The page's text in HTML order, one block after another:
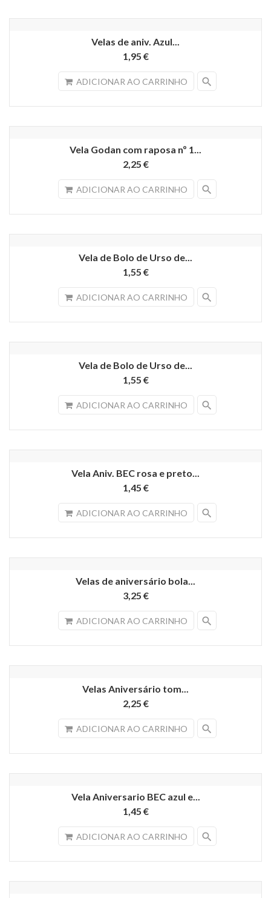
Velas de aniv. Azul...
1,95 €
ADICIONAR AO CARRINHO search
Vela Godan com raposa nº 1...
2,25 €
ADICIONAR AO CARRINHO search
Vela de Bolo de Urso de...
1,55 €
ADICIONAR AO CARRINHO search
Vela de Bolo de Urso de...
1,55 €
ADICIONAR AO CARRINHO search
Vela Aniv. BEC rosa e preto...
1,45 €
ADICIONAR AO CARRINHO search
Velas de aniversário bola...
3,25 €
ADICIONAR AO CARRINHO search
Velas Aniversário tom...
2,25 €
ADICIONAR AO CARRINHO search
Vela Aniversario BEC azul e...
1,45 €
ADICIONAR AO CARRINHO search